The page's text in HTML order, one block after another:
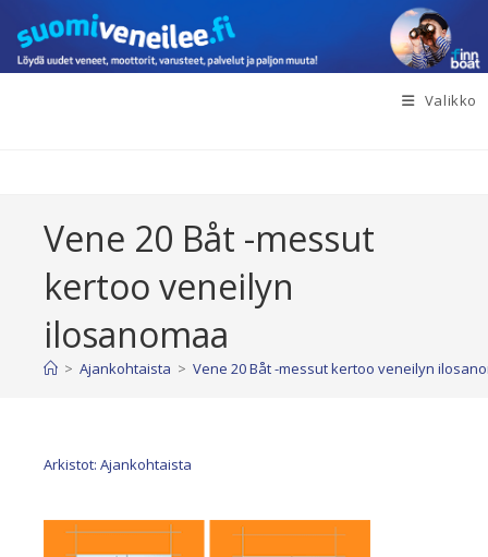
suoraan
sisältöön
Valikko
Vene 20 Båt -messut
kertoo veneilyn
ilosanomaa
> Ajankohtaista > Vene 20 Båt -messut kertoo veneilyn
Arkistot: Ajankohtaista